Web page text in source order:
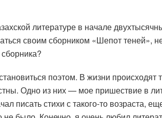
литературе в начале
своим сборником «Шепот теней»,
поэтом. В жизни происходят
Одно из них — мое пришествие в
писать стихи с такого-то возраста,